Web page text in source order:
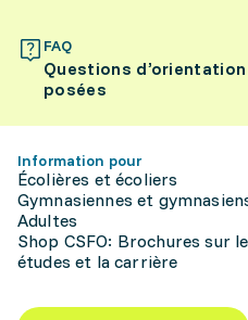
FAQ
Questions
posées
Information pour
Écolières et écoliers
Gymnasiennes et
Adultes
Shop CSFO: Brochures sur
études et la carrière